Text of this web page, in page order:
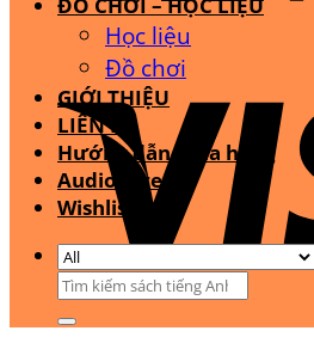
Học liệu
Đồ chơi
GIỚI THIỆU
LIÊN HỆ
Hướng dẫn mua hàng
Audio Stream
Wishlist
Tìm